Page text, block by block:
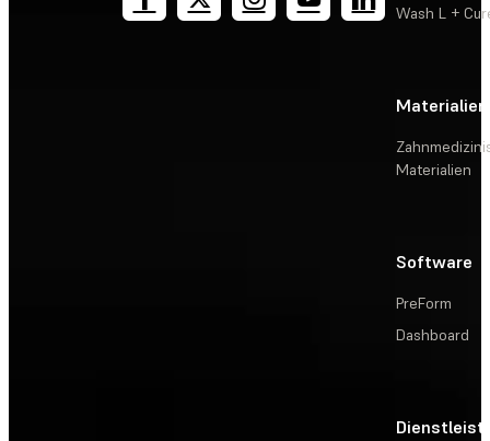
Wash L +
Materialien
Materialien
Software
PreForm
Dashboard